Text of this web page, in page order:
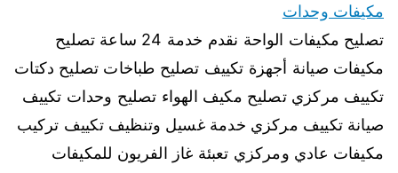
مكيفات وحدات
تصليح مكيفات الواحة نقدم خدمة 24 ساعة تصليح
مكيفات صيانة أجهزة تكييف تصليح طباخات تصليح دكتات
تكييف مركزي تصليح مكيف الهواء تصليح وحدات تكييف
صيانة تكييف مركزي خدمة غسيل وتنظيف تكييف تركيب
مكيفات عادي ومركزي تعبئة غاز الفريون للمكيفات